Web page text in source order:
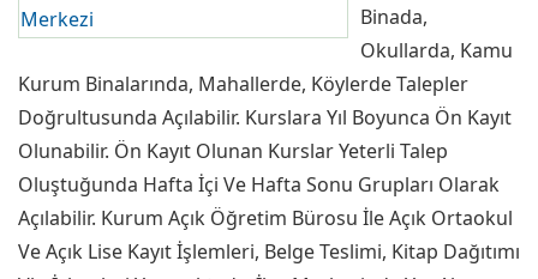
Binada,
Okullarda, Kamu
Kurum Binalarında, Mahallerde, Köylerde Talepler
Doğrultusunda Açılabilir. Kurslara Yıl Boyunca Ön Kayıt
Olunabilir. Ön Kayıt Olunan Kurslar Yeterli Talep
Oluştuğunda Hafta İçi Ve Hafta Sonu Grupları Olarak
Açılabilir. Kurum Açık Öğretim Bürosu İle Açık Ortaokul
Ve Açık Lise Kayıt İşlemleri, Belge Teslimi, Kitap Dağıtımı